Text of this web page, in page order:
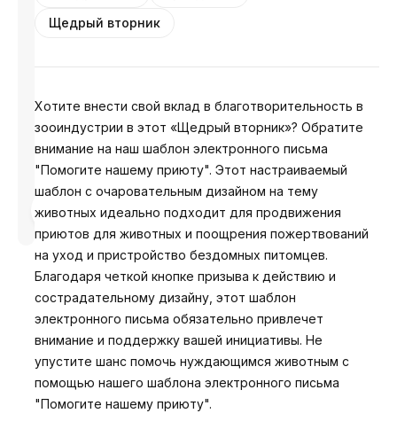
Анастасия
Щедрый вторник
Хотите внести свой вклад в благотворительность в
зооиндустрии в этот «Щедрый вторник»? Обратите
внимание на наш шаблон электронного письма
"Помогите нашему приюту". Этот настраиваемый
шаблон с очаровательным дизайном на тему
животных идеально подходит для продвижения
приютов для животных и поощрения пожертвований
на уход и пристройство бездомных питомцев.
Благодаря четкой кнопке призыва к действию и
сострадательному дизайну, этот шаблон
электронного письма обязательно привлечет
внимание и поддержку вашей инициативы. Не
упустите шанс помочь нуждающимся животным с
помощью нашего шаблона электронного письма
"Помогите нашему приюту".